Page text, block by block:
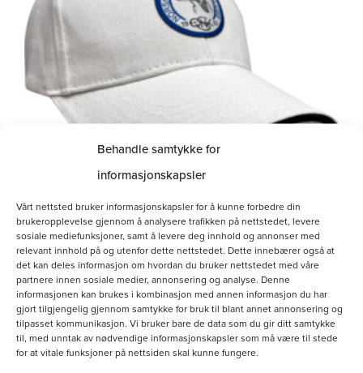
Behandle samtykke for
informasjonskapsler
Vårt nettsted bruker informasjonskapsler for å kunne forbedre din
brukeropplevelse gjennom å analysere trafikken på nettstedet, levere
sosiale mediefunksjoner, samt å levere deg innhold og annonser med
relevant innhold på og utenfor dette nettstedet. Dette innebærer også at
det kan deles informasjon om hvordan du bruker nettstedet med våre
partnere innen sosiale medier, annonsering og analyse. Denne
informasjonen kan brukes i kombinasjon med annen informasjon du har
gjort tilgjengelig gjennom samtykke for bruk til blant annet annonsering og
tilpasset kommunikasjon. Vi bruker bare de data som du gir ditt samtykke
til, med unntak av nødvendige informasjonskapsler som må være til stede
for at vitale funksjoner på nettsiden skal kunne fungere.
Hvit bomullscaps
kr160.00
Legg i handlekurv